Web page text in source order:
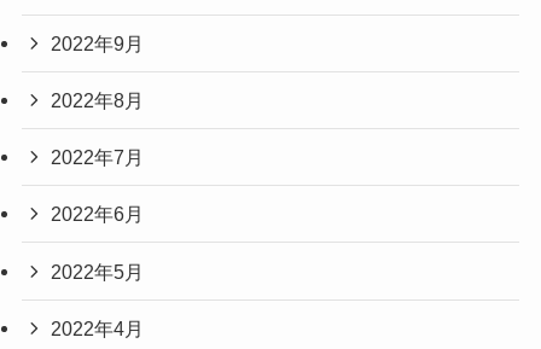
2022年9月
2022年8月
2022年7月
2022年6月
2022年5月
2022年4月